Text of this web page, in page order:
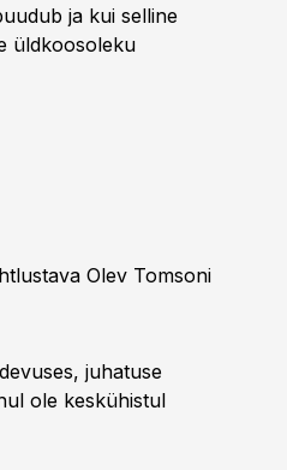
ja kui selline
üldkoosoleku
Olev Tomsoni
juhatuse
ole keskühistul